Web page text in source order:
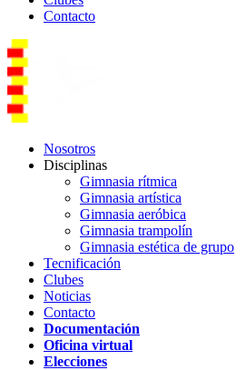
Contacto
Nosotros
Disciplinas
Gimnasia rítmica
Gimnasia artística
Gimnasia aeróbica
Gimnasia trampolín
Gimnasia estética de grupo
Tecnificación
Clubes
Noticias
Contacto
Documentación
Oficina virtual
Elecciones